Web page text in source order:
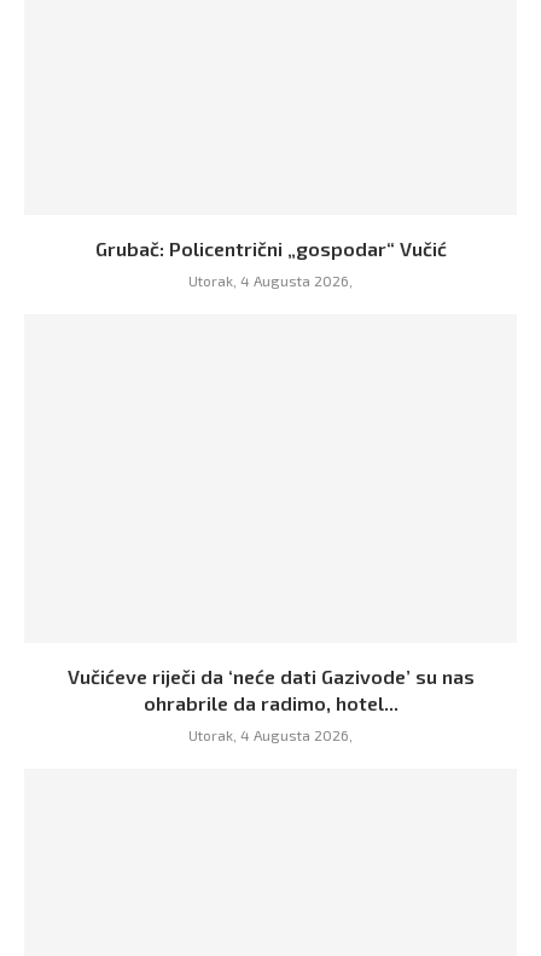
Grubač: Policentrični „gospodar“ Vučić
Utorak, 4 Augusta 2026,
Vučićeve riječi da ‘neće dati Gazivode’ su nas
ohrabrile da radimo, hotel...
Utorak, 4 Augusta 2026,